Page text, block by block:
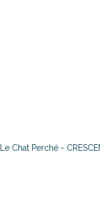
Le Chat Perché -